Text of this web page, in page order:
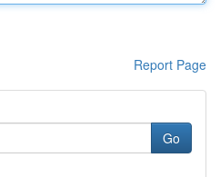
Report Page
Go